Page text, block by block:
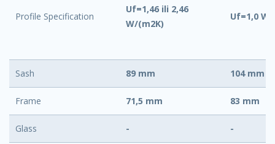
Profile Specification
Uf=1,46 ili 2,46
W/(m2K)
Uf=1,0
Sash 89 mm 104 mm
Frame 71,5 mm 83 mm
Glass - -